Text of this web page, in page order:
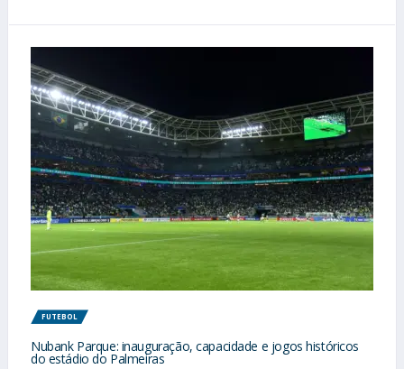
FUTEBOL
Nubank Parque: inauguração, capacidade e jogos históricos
do estádio do Palmeiras